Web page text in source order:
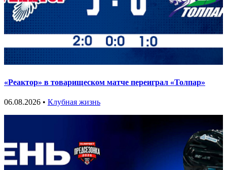
«Реактор» в товарищеском матче переиграл «Толпар»
06.08.2026 • Клубная жизнь